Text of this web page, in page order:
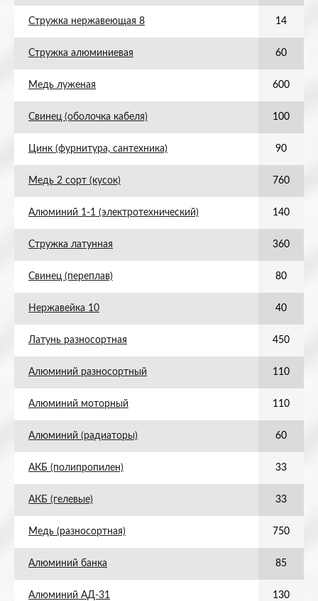
Стружка нержавеющая 8 14
Стружка алюминиевая 60
Медь луженая 600
Свинец (оболочка кабеля) 100
Цинк (фурнитура, сантехника) 90
Медь 2 сорт (кусок) 760
Алюминий 1-1 (электротехнический) 140
Стружка латунная 360
Свинец (переплав) 80
Нержавейка 10 40
Латунь разносортная 450
Алюминий разносортный 110
Алюминий моторный 110
Алюминий (радиаторы) 60
АКБ (полипропилен) 33
АКБ (гелевые) 33
Медь (разносортная) 750
Алюминий банка 85
Алюминий АД-31 130